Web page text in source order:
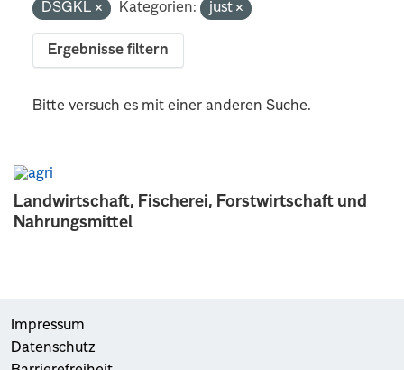
Landwirtschaft, Fischerei, Forstwirtschaft und
Nahrungsmittel
DSGKL
Kategorien: just
Ergebnisse filtern
Bitte versuch es mit einer anderen Suche.
Impressum
Datenschutz